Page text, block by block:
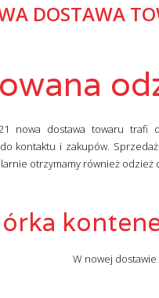
DOSTAWA
nowa dostawa towaru
kontaktu i zakupów.
otrzymamy również odzież
W nowej